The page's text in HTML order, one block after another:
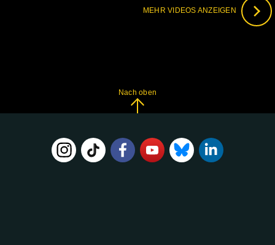
MEHR VIDEOS ANZEIGEN
Nach oben